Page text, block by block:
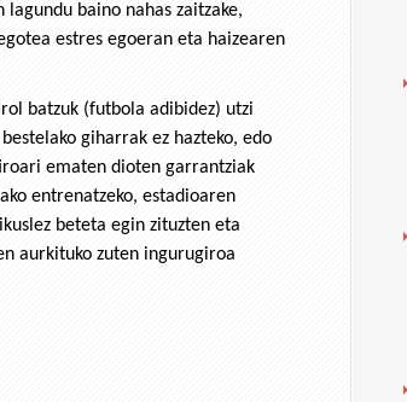
baino nahas zaitzake,
estres egoeran eta haizearen
batzuk (futbola adibidez) utzi
giharrak ez hazteko, edo
ematen dioten garrantziak
entrenatzeko, estadioaren
beteta egin zituzten eta
aurkituko zuten ingurugiroa